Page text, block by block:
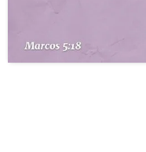
PERGUNTE À BÍBLIA
TERMO BÍBLICO